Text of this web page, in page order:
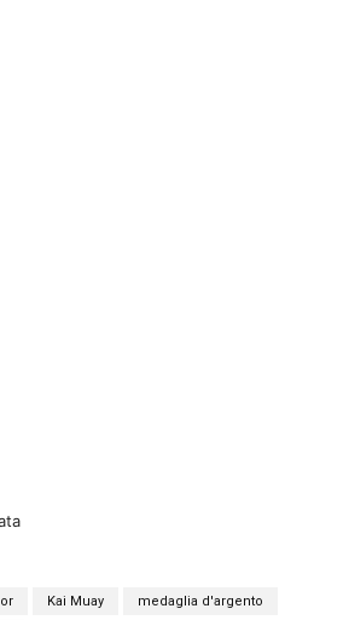
Kai Muay medaglia d'argento